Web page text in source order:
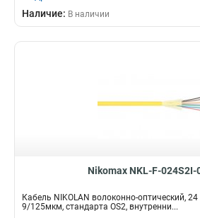
Наличие: В наличии
Nikomax NKL-F-024S2I-
Кабель NIKOLAN волоконно-оптический,
9/125мкм, стандарта OS2, внутренни...